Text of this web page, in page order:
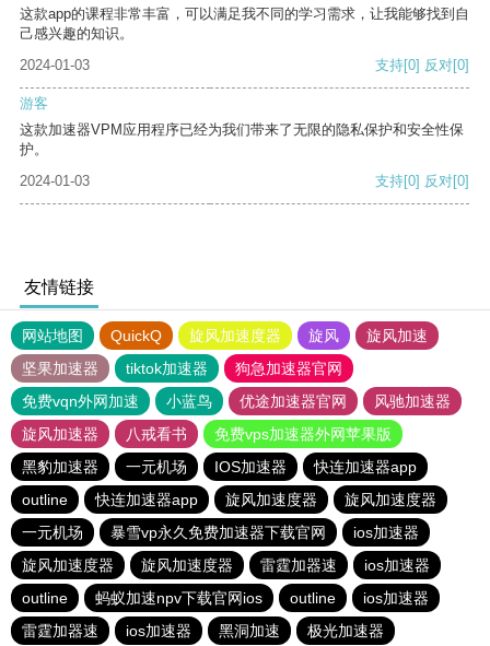
这款app的课程非常丰富，可以满足我不同的学习需求，让我能够找到自
己感兴趣的知识。
2024-01-03
支持[0] 反对[0]
游客
这款加速器VPM应用程序已经为我们带来了无限的隐私保护和安全性保
护。
2024-01-03
支持[0] 反对[0]
友情链接
网站地图 QuickQ 旋风加速度器 旋风
旋风加速
坚果加速器
tiktok加速器
狗急加速器官网
免费vqn外网加速
小蓝鸟 优途加速器官网
风驰加速器
旋风加速器
八戒看书
免费vps加速器外网苹果版
黑豹加速器
一元机场 IOS加速器
快连加速器app
outline
快连加速器app 旋风加速度器
旋风加速度器
一元机场
暴雪vp永久免费加速器下载官网
ios加速器
旋风加速度器
旋风加速度器 雷霆加器速
ios加速器
outline
蚂蚁加速npv下载官网ios outline
ios加速器
雷霆加器速
ios加速器 黑洞加速 极光加速器